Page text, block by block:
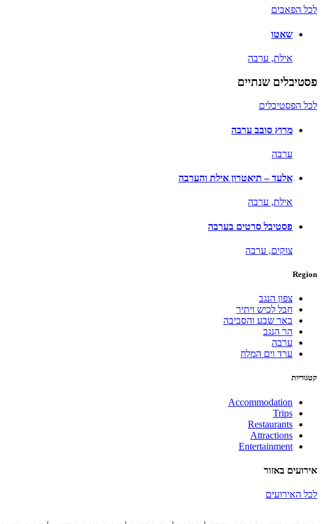
לכל הפאבים
שאטו
אילת, ערבה
פסטיבלים שנתיים
לכל הפסטיבלים
מרוץ סובב ערבה
ערבה
אלעד – תיאטרון אילת והערבה
אילת, ערבה
פסטיבל סרטים בערבה
צוקים, ערבה
Region
צפון הנגב
חבל לכיש ויתיר
באר שבע והסביבה
הר הנגב
ערבה
ערד וים המלח
קטגוריות
Accommodation
Trips
Restaurants
Attractions
Entertainment
אירועים באזור
לכל האירועים